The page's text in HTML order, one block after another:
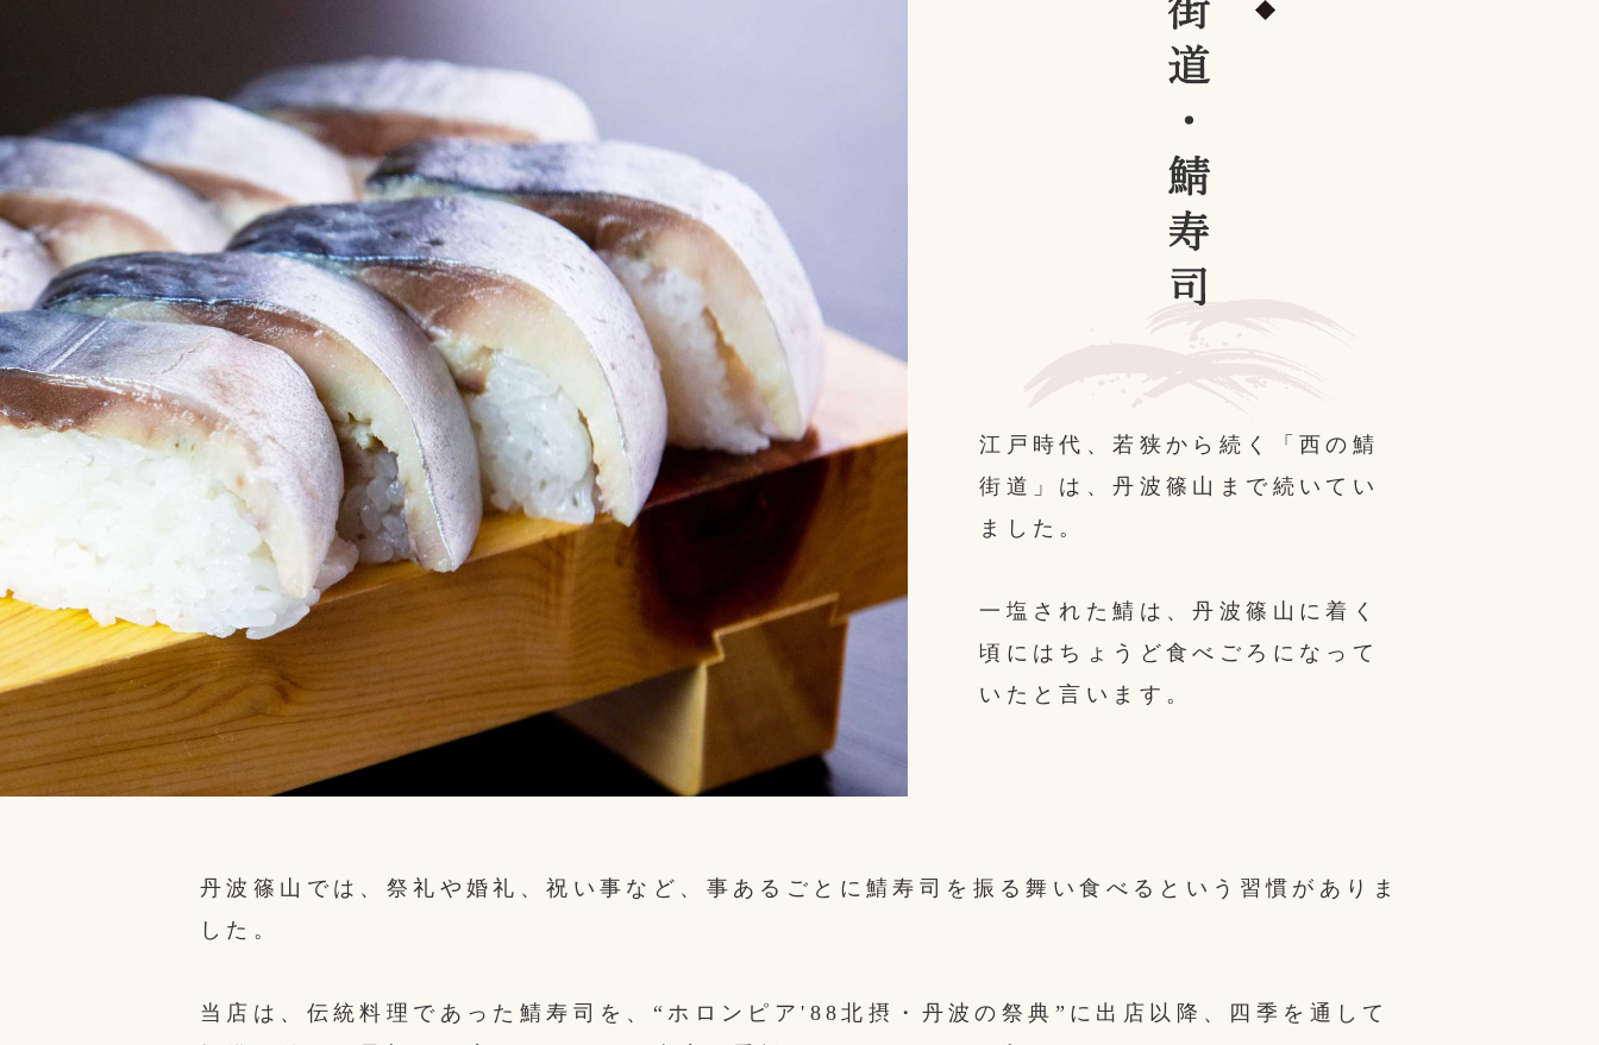
江戸時代、若狭から続く「西の鯖
街道」は、丹波篠山まで続いてい
ました。
一塩された鯖は、丹波篠山に着く
頃にはちょうど食べごろになって
いたと言います。
丹波篠山では、祭礼や婚礼、祝い事など、事あるごとに鯖寿司を振る舞い食べるという習慣がありま
した。
当店は、伝統料理であった鯖寿司を、“ホロンピア'88北摂・丹波の祭典”に出店以降、四季を通して